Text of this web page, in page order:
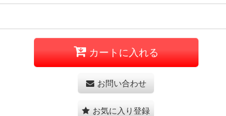
カートに入れる
お問い合わせ
お気に入り登録